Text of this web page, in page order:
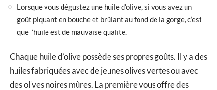
Lorsque vous dégustez une huile d’olive, si vous avez un
goût piquant en bouche et brûlant au fond de la gorge, c’est
que l’huile est de mauvaise qualité.
Chaque huile d’olive possède ses propres goûts. Il y a des
huiles fabriquées avec de jeunes olives vertes ou avec
des olives noires mûres. La première vous offre des